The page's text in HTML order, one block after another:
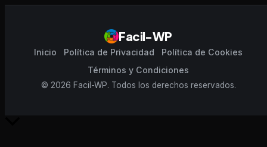
Facil-WP
Inicio Política de Privacidad
Política de Cookies
Términos y Condiciones
© 2026 Facil-WP. Todos los derechos reservados.